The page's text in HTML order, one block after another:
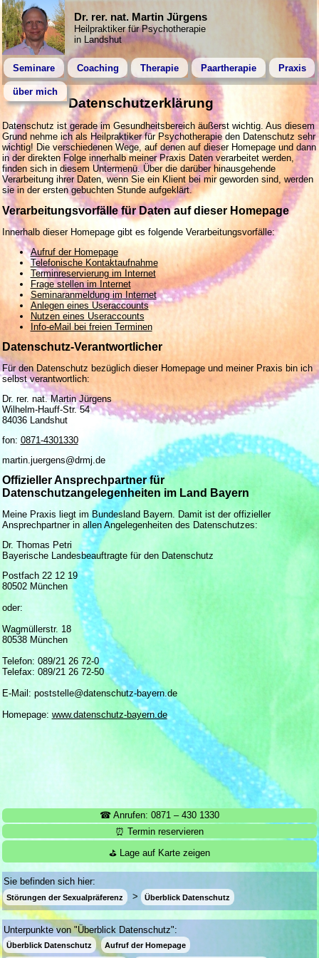
Dr. rer. nat. Martin Jürgens
Heilpraktiker für Psychotherapie
in Landshut
Seminare Coaching Therapie Paartherapie Praxis
über mich
Datenschutzerklärung
Datenschutz ist gerade im Gesundheitsbereich äußerst wichtig. Aus diesem
Grund nehme ich als Heilpraktiker für Psychotherapie den Datenschutz sehr
wichtig! Die verschiedenen Wege, auf denen auf dieser Homepage und dann
in der direkten Folge innerhalb meiner Praxis Daten verarbeitet werden,
finden sich in diesem Untermenü. Über die darüber hinausgehende
Verarbeitung ihrer Daten, wenn Sie ein Klient bei mir geworden sind, werden
sie in der ersten gebuchten Stunde aufgeklärt.
Verarbeitungsvorfälle für Daten auf dieser Homepage
Innerhalb dieser Homepage gibt es folgende Verarbeitungsvorfälle:
Aufruf der Homepage
Telefonische Kontaktaufnahme
Terminreservierung im Internet
Frage stellen im Internet
Seminaranmeldung im Internet
Anlegen eines Useraccounts
Nutzen eines Useraccounts
Info-eMail bei freien Terminen
Datenschutz-Verantwortlicher
Für den Datenschutz bezüglich dieser Homepage und meiner Praxis bin ich
selbst verantwortlich:
Dr. rer. nat. Martin Jürgens
Wilhelm-Hauff-Str. 54
84036 Landshut
fon: 0871-4301330
martin.juergens@drmj.de
Offizieller Ansprechpartner für
Datenschutzangelegenheiten im Land Bayern
Meine Praxis liegt im Bundesland Bayern. Damit ist der offizieller
Ansprechpartner in allen Angelegenheiten des Datenschutzes:
Dr. Thomas Petri
Bayerische Landesbeauftragte für den Datenschutz
Postfach 22 12 19
80502 München
oder:
Wagmüllerstr. 18
80538 München
Telefon: 089/21 26 72-0
Telefax: 089/21 26 72-50
E-Mail: poststelle@datenschutz-bayern.de
Homepage: www.datenschutz-bayern.de
☎ Anrufen: 0871 – 430 1330
⏰ Termin reservieren
⛳ Lage auf Karte zeigen
Sie befinden sich hier:
Störungen der Sexualpräferenz Überblick Datenschutz
Unterpunkte von "Überblick Datenschutz":
Überblick Datenschutz Aufruf der Homepage